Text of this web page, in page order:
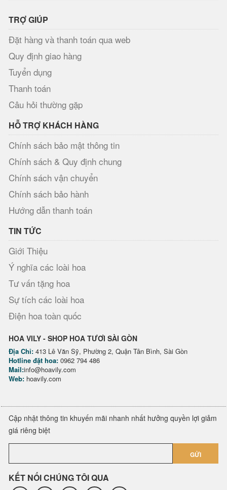
TRỢ GIÚP
Đặt hàng và thanh toán qua web
Quy định giao hàng
Tuyển dụng
Thanh toán
Câu hỏi thường gặp
HỖ TRỢ KHÁCH HÀNG
Chính sách bảo mật thông tin
Chính sách & Quy định chung
Chính sách vận chuyển
Chính sách bảo hành
Hướng dẫn thanh toán
TIN TỨC
Giới Thiệu
Ý nghĩa các loài hoa
Tư vấn tặng hoa
Sự tích các loài hoa
Điện hoa toàn quốc
HOA VILY - SHOP HOA TƯƠI SÀI GÒN
Địa Chỉ: 413 Lê Văn Sỹ, Phường 2, Quận Tân Bình, Sài Gòn
Hotline đặt hoa: 0962 794 486
Mail:info@hoavily.com
Web: hoavily.com
Cập nhật thông tin khuyến mãi nhanh nhất hưởng quyền lợi giảm
giá riêng biệt
GỬI
KẾT NỐI CHÚNG TÔI QUA